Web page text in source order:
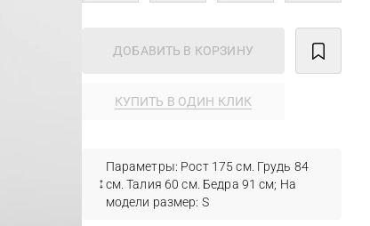
ДОБАВИТЬ В КОРЗИНУ
КУПИТЬ В ОДИН КЛИК
Параметры: Рост 175 см. Грудь 84
см. Талия 60 см. Бедра 91 см; На
модели размер: S